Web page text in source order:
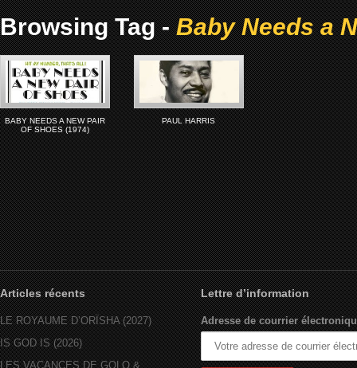
Browsing Tag -Baby Needs a
BABY NEEDS A NEW PAIR
OF SHOES (1974)
PAUL HARRIS
Articles récents
LE ROYAUME D’ORÏSHA (2027)
IS GOD IS (2026)
LES VACANCES DE GOLO &
Lettre d’information
Adresse de courrier